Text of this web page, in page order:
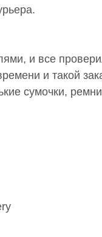
и все
и такой
сумочки,